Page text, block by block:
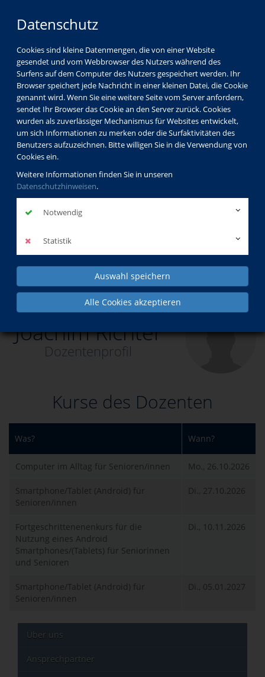
Datenschutz
Cookies sind kleine Datenmengen, die von einer Website
gesendet und vom Webbrowser des Nutzers während des
Surfens auf dem Computer des Nutzers gespeichert werden. Ihr
Browser speichert jede Nachricht in einer kleinen Datei, die Cookie
genannt wird. Wenn Sie eine weitere Seite vom Server anfordern,
sendet Ihr Browser das Cookie an den Server zurück. Cookies
wurden als zuverlässiger Mechanismus für Websites entwickelt,
um sich Informationen zu merken oder die Surfaktivitäten des
Benutzers aufzuzeichnen. Bitte willigen Sie in die Verwendung von
Cookies ein.
Weitere Informationen finden Sie in unseren
Datenschutzhinweisen.
Notwendig
Statistik
Auswahl speichern
Alle Cookies akzeptieren
Dozenten Joachim Richter
Joachim Richter
Dozentenprofil
Kurse des Dozenten
Was? Wann?
Computer im Alltag für Senioren/innen Mo., 26.10.2026
Smartphone/Tablet (Android) für
Senioren/innen
Di., 27.10.2026
Fortgeschrittenenenkurs für die
Nutzung eines Android
Smartphones/(Tablets) für Seniorinnen
und Senioren
Di., 10.11.2026
Smartphone/Tablet (Android) für
Senioren/innen
Di., 05.01.2027
Über uns
Ansprechpartner